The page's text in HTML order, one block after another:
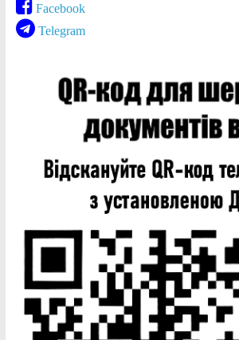
Facebook
Telegram